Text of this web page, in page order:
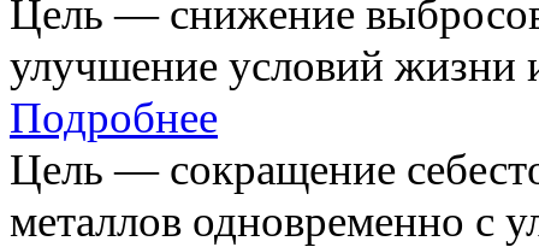
Цель — снижение
улучшение условий жизни
Подробнее
Цель — сокращение
металлов одновременно с